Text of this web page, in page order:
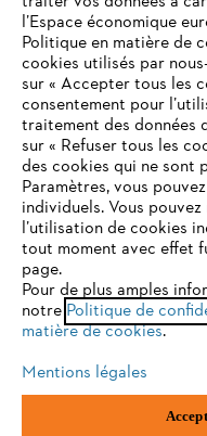
STIHL FAQ
Contact
Politique de protection
Mentions légales
ANDREAS STIHL NV,
VOTRE
N'EST PLUS
Vous utilisez un
en charge, et certaines
peuvent fonctionner
optimale de notre site,
l'un des navigateurs
firefox
l’Espace économique
Politique en matière de
cookies utilisés par
sur « Accepter tous les
consentement pour
traitement des données
sur « Refuser tous les
des cookies qui ne sont
Paramètres, vous
individuels. Vous
l’utilisation de cookies
tout moment avec effet
page.
Pour de plus amples
notre Politique de
matière de cookies.
Mentions légales